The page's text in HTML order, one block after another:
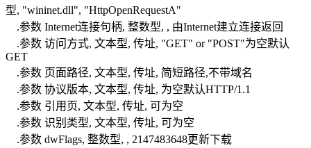
型, "wininet.dll", "HttpOpenRequestA"
.参数 Internet连接句柄, 整数型, , 由Internet建立连接返回
.参数 访问方式, 文本型, 传址, "GET" or "POST"为空默认
GET
.参数 页面路径, 文本型, 传址, 简短路径,不带域名
.参数 协议版本, 文本型, 传址, 为空默认HTTP/1.1
.参数 引用页, 文本型, 传址, 可为空
.参数 识别类型, 文本型, 传址, 可为空
.参数 dwFlags, 整数型, , 2147483648更新下载